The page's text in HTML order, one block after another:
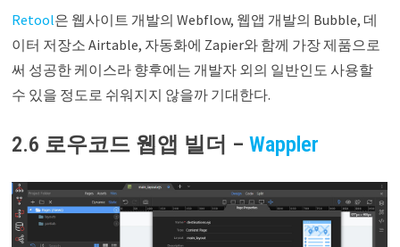
Retool은 웹사이트 개발의 Webflow, 웹앱 개발의 Bubble, 데
이터 저장소 Airtable, 자동화에 Zapier와 함께 가장 제품으로
써 성공한 케이스라 향후에는 개발자 외의 일반인도 사용할
수 있을 정도로 쉬워지지 않을까 기대한다.
2.6 로우코드 웹앱 빌더 –Wappler